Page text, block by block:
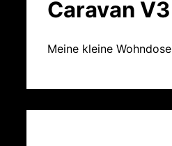
Caravan V3
Meine kleine Wohndose